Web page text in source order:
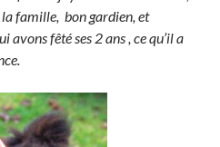
famille, bon gardien, et
fêté ses 2 ans , ce qu’il a